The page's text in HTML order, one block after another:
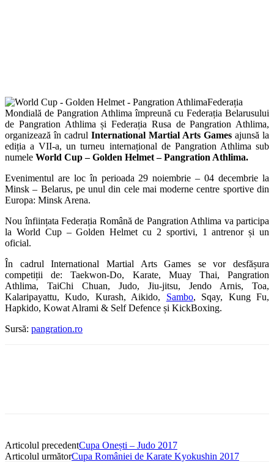
Federația
Mondială de Pangration Athlima împreună cu Federația Belarusului
de Pangration Athlima și Federația Rusa de Pangration Athlima,
organizează în cadrul International Martial Arts Games ajunsă la
ediția a VII-a, un turneu internațional de Pangration Athlima sub
numele World Cup – Golden Helmet – Pangration Athlima.
Evenimentul are loc în perioada 29 noiembrie – 04 decembrie la
Minsk – Belarus, pe unul din cele mai moderne centre sportive din
Europa: Minsk Arena.
Nou înființata Federația Română de Pangration Athlima va participa
la World Cup – Golden Helmet cu 2 sportivi, 1 antrenor și un
oficial.
În cadrul International Martial Arts Games se vor desfășura
competiții de: Taekwon-Do, Karate, Muay Thai, Pangration
Athlima, TaiChi Chuan, Judo, Jiu-jitsu, Jendo Arnis, Toa,
Kalaripayattu, Kudo, Kurash, Aikido, Sambo, Sqay, Kung Fu,
Hapkido, Kowat Alrami & Self Defence și KickBoxing.
Sursă: pangration.ro
Articolul precedentCupa Onești – Judo 2017
Articolul următorCupa României de Karate Kyokushin 2017